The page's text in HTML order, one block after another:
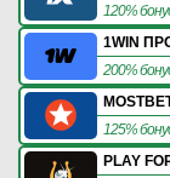
120%
1WIN
200%
125%
PLAY